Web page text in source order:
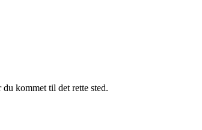
kommet til det rette sted.